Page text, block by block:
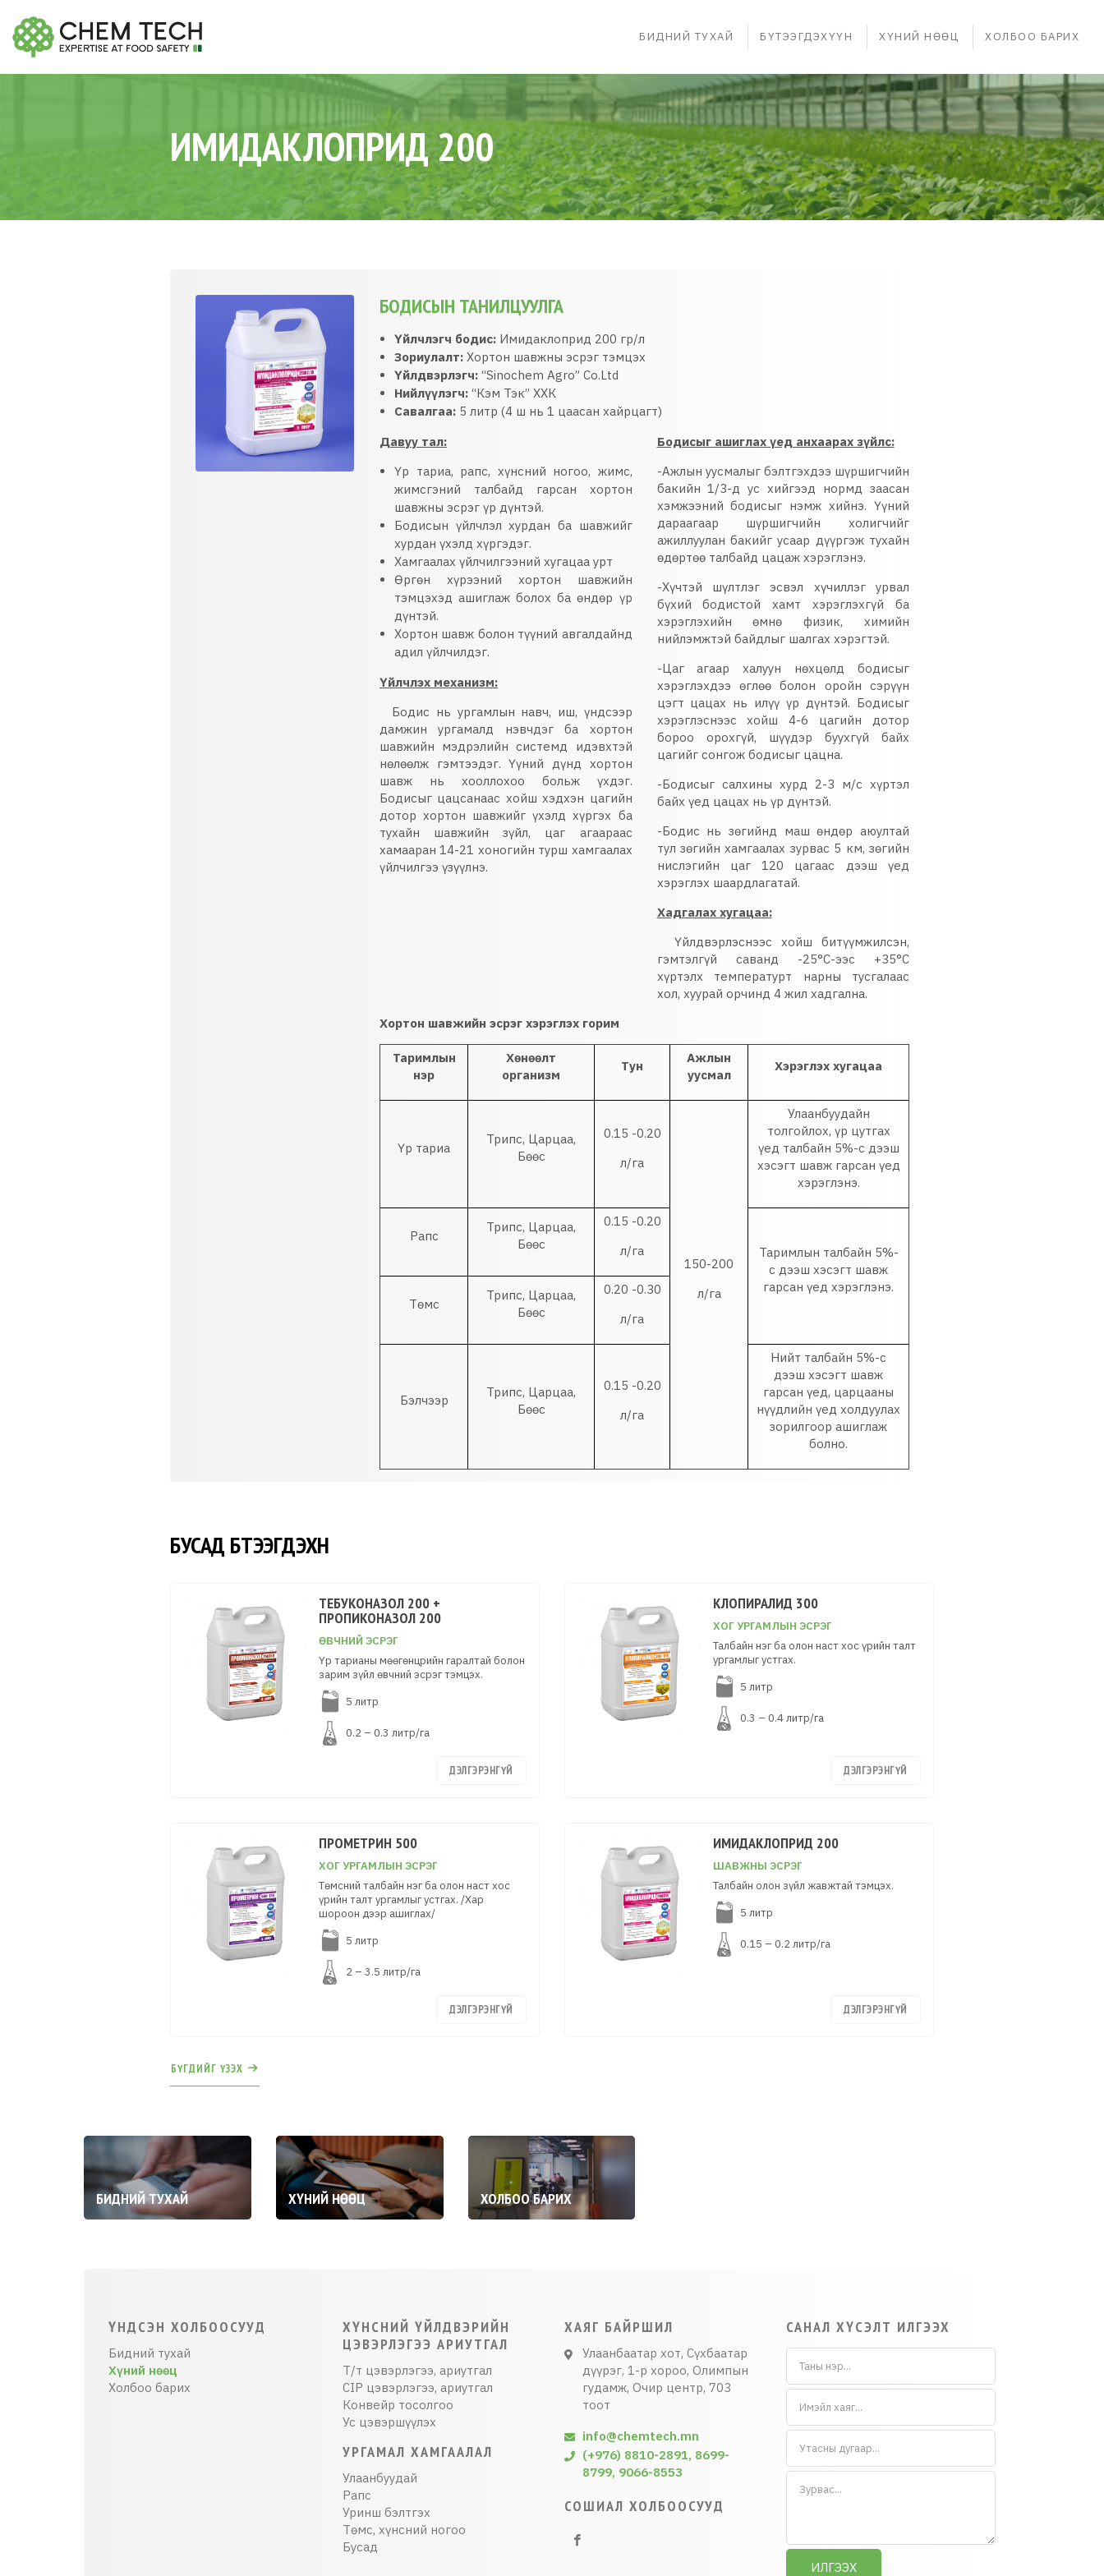
БИДНИЙ ТУХАЙ БҮТЭЭГДЭХҮҮН ХҮНИЙ НӨӨЦ ХОЛБОО БАРИХ
ИМИДАКЛОПРИД 200
БОДИСЫН ТАНИЛЦУУЛГА
Үйлчлэгч бодис: Имидаклоприд 200 гр/л
Зориулалт: Хортон шавжны эсрэг тэмцэх
Үйлдвэрлэгч: “Sinochem Agro” Co.Ltd
Нийлүүлэгч: “Кэм Тэк” ХХК
Савалгаа: 5 литр (4 ш нь 1 цаасан хайрцагт)
Давуу тал:
Үр тариа, рапс, хүнсний ногоо, жимс,
жимсгэний талбайд гарсан хортон
шавжны эсрэг үр дүнтэй.
Бодисын үйлчлэл хурдан ба шавжийг
хурдан үхэлд хүргэдэг.
Хамгаалах үйлчилгээний хугацаа урт
Өргөн хүрээний хортон шавжийн
тэмцэхэд ашиглаж болох ба өндөр үр
дүнтэй.
Хортон шавж болон түүний авгалдайнд
адил үйлчилдэг.
Үйлчлэх механизм:
Бодис нь ургамлын навч, иш, үндсээр
дамжин ургамалд нэвчдэг ба хортон
шавжийн мэдрэлийн системд идэвхтэй
нөлөөлж гэмтээдэг. Үүний дүнд хортон
шавж нь хооллохоо больж үхдэг.
Бодисыг цацсанаас хойш хэдхэн цагийн
дотор хортон шавжийг үхэлд хүргэх ба
тухайн шавжийн зүйл, цаг агаараас
хамааран 14-21 хоногийн турш хамгаалах
үйлчилгээ үзүүлнэ.
Бодисыг ашиглах үед анхаарах зүйлс:
-Ажлын уусмалыг бэлтгэхдээ шүршигчийн
бакийн 1/3-д ус хийгээд нормд заасан
хэмжээний бодисыг нэмж хийнэ. Үүний
дараагаар шүршигчийн холигчийг
ажиллуулан бакийг усаар дүүргэж тухайн
өдөртөө талбайд цацаж хэрэглэнэ.
-Хүчтэй шүлтлэг эсвэл хүчиллэг урвал
бүхий бодистой хамт хэрэглэхгүй ба
хэрэглэхийн өмнө физик, химийн
нийлэмжтэй байдлыг шалгах хэрэгтэй.
-Цаг агаар халуун нөхцөлд бодисыг
хэрэглэхдээ өглөө болон оройн сэрүүн
цэгт цацах нь илүү үр дүнтэй. Бодисыг
хэрэглэснээс хойш 4-6 цагийн дотор
бороо орохгүй, шүүдэр буухгүй байх
цагийг сонгож бодисыг цацна.
-Бодисыг салхины хурд 2-3 м/с хүртэл
байх үед цацах нь үр дүнтэй.
-Бодис нь зөгийнд маш өндөр аюултай
тул зөгийн хамгаалах зурвас 5 км, зөгийн
нислэгийн цаг 120 цагаас дээш үед
хэрэглэх шаардлагатай.
Хадгалах хугацаа:
Үйлдвэрлэснээс хойш битүүмжилсэн,
гэмтэлгүй саванд -25°C-ээс +35°С
хүртэлх температурт нарны тусгалаас
хол, хуурай орчинд 4 жил хадгална.
Хортон шавжийн эсрэг хэрэглэх горим
Таримлын
нэр
Хөнөөлт
организм
Тун
Ажлын
уусмал
Хэрэглэх хугацаа
Үр тариа
Трипс, Царцаа,
Бөөс
0.15 -0.20
л/га
150-200
л/га
Улаанбуудайн
толгойлох, үр цутгах
үед талбайн 5%-с дээш
хэсэгт шавж гарсан үед
хэрэглэнэ.
Рапс
Трипс, Царцаа,
Бөөс
0.15 -0.20
л/га
Таримлын талбайн 5%-
с дээш хэсэгт шавж
гарсан үед хэрэглэнэ.
Төмс
Трипс, Царцаа,
Бөөс
0.20 -0.30
л/га
Бэлчээр
Трипс, Царцаа,
Бөөс
0.15 -0.20
л/га
Нийт талбайн 5%-с
дээш хэсэгт шавж
гарсан үед, царцааны
нүүдлийн үед холдуулах
зорилгоор ашиглаж
болно.
БУСАД БҮТЭЭГДЭХҮҮН
ТЕБУКОНАЗОЛ 200 +
ПРОПИКОНАЗОЛ 200
ӨВЧНИЙ ЭСРЭГ
Үр тарианы мөөгөнцрийн гаралтай болон
зарим зүйл өвчний эсрэг тэмцэх.
5 литр
0.2 – 0.3 литр/га
ДЭЛГЭРЭНГҮЙ
КЛОПИРАЛИД 300
ХОГ УРГАМЛЫН ЭСРЭГ
Талбайн нэг ба олон наст хос үрийн талт
ургамлыг устгах.
5 литр
0.3 – 0.4 литр/га
ДЭЛГЭРЭНГҮЙ
ПРОМЕТРИН 500
ХОГ УРГАМЛЫН ЭСРЭГ
Төмсний талбайн нэг ба олон наст хос
үрийн талт ургамлыг устгах. /Хар
шороон дээр ашиглах/
5 литр
2 – 3.5 литр/га
ДЭЛГЭРЭНГҮЙ
ИМИДАКЛОПРИД 200
ШАВЖНЫ ЭСРЭГ
Талбайн олон зүйл жавжтай тэмцэх.
5 литр
0.15 – 0.2 литр/га
ДЭЛГЭРЭНГҮЙ
БҮГДИЙГ ҮЗЭХ
БИДНИЙ ТУХАЙ ХҮНИЙ НӨӨЦ ХОЛБОО БАРИХ
ҮНДСЭН ХОЛБООСУУД
Бидний тухай
Хүний нөөц
Холбоо барих
ХҮНСНИЙ ҮЙЛДВЭРИЙН
ЦЭВЭРЛЭГЭЭ АРИУТГАЛ
Т/т цэвэрлэгээ, ариутгал
CIP цэвэрлэгээ, ариутгал
Конвейр тосолгоо
Ус цэвэршүүлэх
УРГАМАЛ ХАМГААЛАЛ
Улаанбуудай
Рапс
Уринш бэлтгэх
Төмс, хүнсний ногоо
Бусад
ХАЯГ БАЙРШИЛ
Улаанбаатар хот, Сүхбаатар
дүүрэг, 1-р хороо, Олимпын
гудамж, Очир центр, 703
тоот
info@chemtech.mn
(+976) 8810-2891, 8699-
8799, 9066-8553
СОШИАЛ ХОЛБООСУУД
САНАЛ ХҮСЭЛТ ИЛГЭЭХ
ИЛГЭЭХ